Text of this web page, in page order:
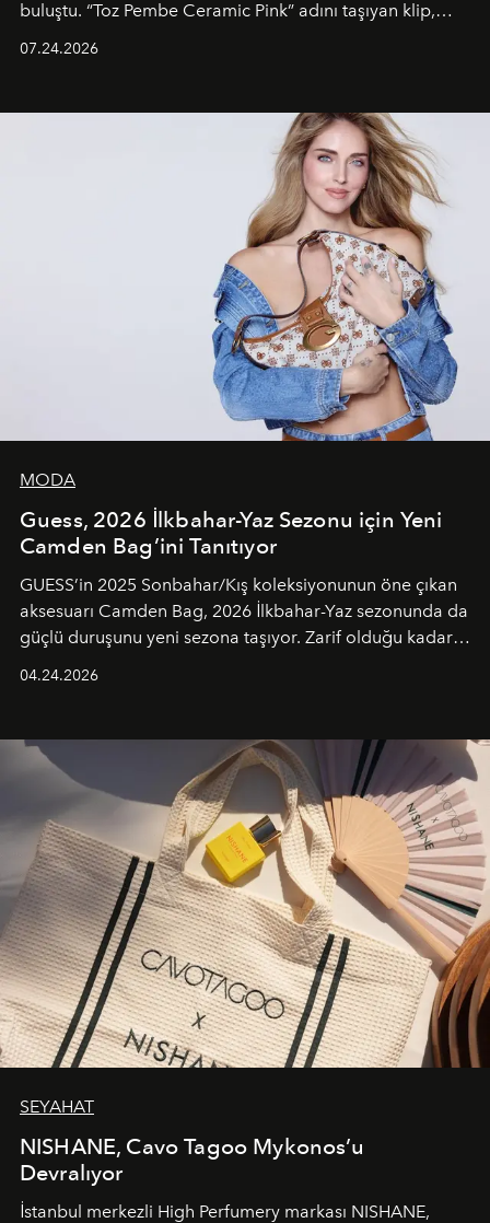
buluştu. “Toz Pembe Ceramic Pink” adını taşıyan klip,
unsurlarından biri olarak öne çıkıyor.
07.24.2026
MODA
Guess, 2026 İlkbahar-Yaz Sezonu için Yeni
Camden Bag’ini Tanıtıyor
GUESS’in 2025 Sonbahar/Kış koleksiyonunun öne çıkan
aksesuarı Camden Bag, 2026 İlkbahar-Yaz sezonunda da
güçlü duruşunu yeni sezona taşıyor. Zarif olduğu kadar
04.24.2026
SEYAHAT
NISHANE, Cavo Tagoo Mykonos’u
Devralıyor
İstanbul merkezli High Perfumery markası NISHANE,